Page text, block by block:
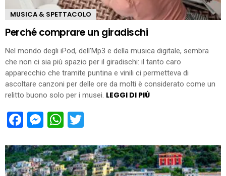
MUSICA & SPETTACOLO
Perché comprare un giradischi
Nel mondo degli iPod, dell’Mp3 e della musica digitale, sembra
che non ci sia più spazio per il giradischi: il tanto caro
apparecchio che tramite puntina e vinili ci permetteva di
ascoltare canzoni per delle ore da molti è considerato come un
relitto buono solo per i musei. LEGGI DI PIÙ
Facebook
Messenger
WhatsApp